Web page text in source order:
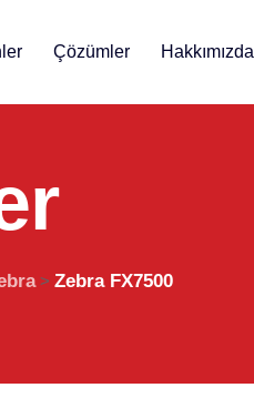
Çözümler Hakkımızda
r
> Zebra FX7500